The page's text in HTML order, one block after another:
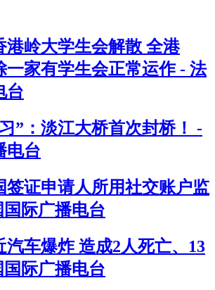
港岭大学生会解散 全港
一家有学生会正常运作 - 法
台
”：淡江大桥首次封桥！ -
电台
签证申请人所用社交账户监
际广播电台
汽车爆炸 造成2人死亡、13
国际广播电台